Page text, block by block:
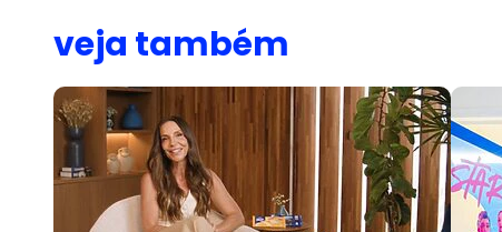
veja também